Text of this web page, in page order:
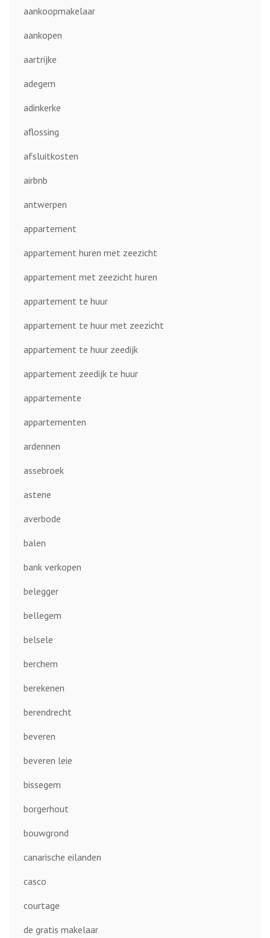
aankoopmakelaar
aankopen
aartrijke
adegem
adinkerke
aflossing
afsluitkosten
airbnb
antwerpen
appartement
appartement huren met zeezicht
appartement met zeezicht huren
appartement te huur
appartement te huur met zeezicht
appartement te huur zeedijk
appartement zeedijk te huur
appartemente
appartementen
ardennen
assebroek
astene
averbode
balen
bank verkopen
belegger
bellegem
belsele
berchem
berekenen
berendrecht
beveren
beveren leie
bissegem
borgerhout
bouwgrond
canarische eilanden
casco
courtage
de gratis makelaar